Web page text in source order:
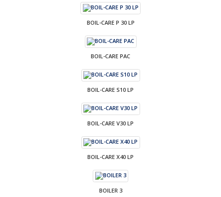
BOIL-CARE P 30 LP
BOIL-CARE PAC
BOIL-CARE S10 LP
BOIL-CARE V30 LP
BOIL-CARE X40 LP
BOILER 3